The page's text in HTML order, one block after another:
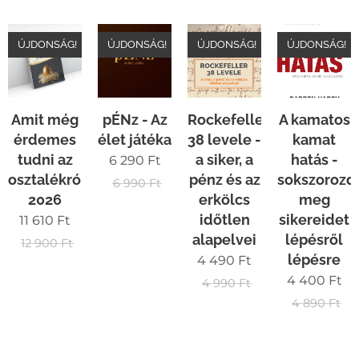
Amit még
érdemes
tudni az
osztalékról
2026
ÚJDONSÁG!
11 610 Ft
12 900Ft
pÉNz - Az
élet játéka
ÚJDONSÁG!
6 290 Ft
6 990Ft
Rockefeller
38 levele -
a siker, a
pénz és az
erkölcs
időtlen
alapelvei
ÚJDONSÁG!
4 490 Ft
4 990Ft
A kamatos
kamat
hatás -
sokszorozd
meg
sikereidet
lépésről
lépésre
ÚJDONSÁG!
4 400 Ft
4 890Ft